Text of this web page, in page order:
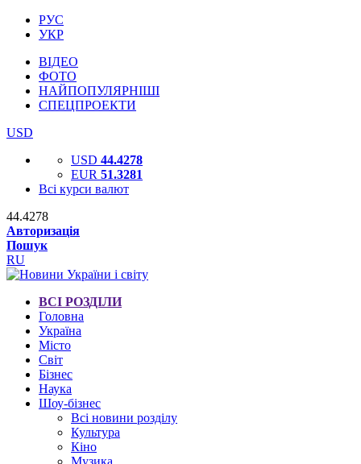
РУС
УКР
ВІДЕО
ФОТО
НАЙПОПУЛЯРНІШІ
СПЕЦПРОЕКТИ
USD
USD 44.4278
EUR 51.3281
Всі курси валют
44.4278
Авторизація
Пошук
RU
ВСІ РОЗДІЛИ
Головна
Україна
Місто
Світ
Бізнес
Наука
Шоу-бізнес
Всі новини розділу
Культура
Кіно
Музика